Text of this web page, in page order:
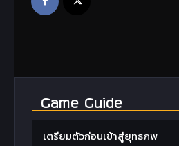
Game Guide
เตรียมตัวก่อนเข้าสู่ยุทธภพ